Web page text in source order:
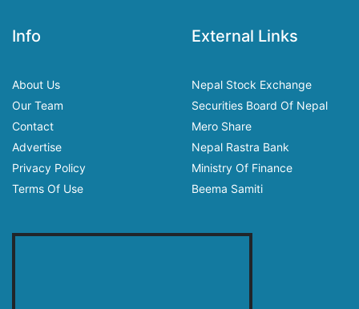
Info
About Us
Our Team
Contact
Advertise
Privacy Policy
Terms Of Use
External Links
Nepal Stock Exchange
Securities Board Of Nepal
Mero Share
Nepal Rastra Bank
Ministry Of Finance
Beema Samiti